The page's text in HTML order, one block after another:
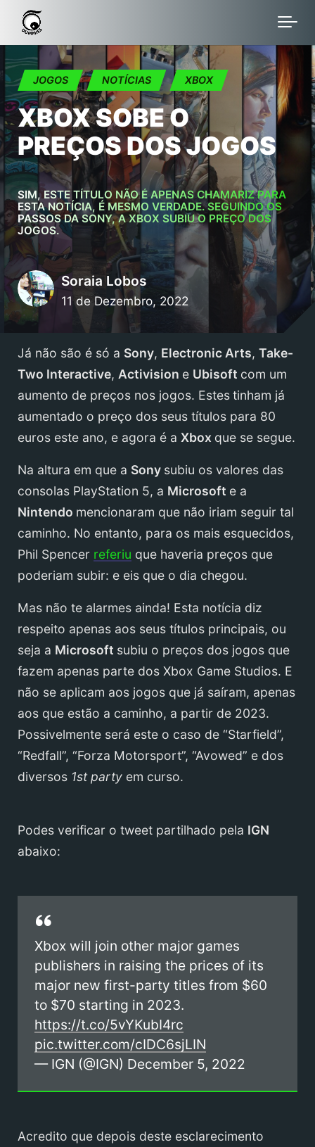
Skip to main content
JOGOS NOTÍCIAS XBOX
XBOX SOBE O
PREÇOS DOS JOGOS
SIM, ESTE TÍTULO NÃO É APENAS CHAMARIZ PARA
ESTA NOTÍCIA, É MESMO VERDADE. SEGUINDO OS
PASSOS DA SONY, A XBOX SUBIU O PREÇO DOS
JOGOS.
11 de Dezembro, 2022
Soraia Lobos
Já não são é só a Sony, Electronic Arts, Take-
Two Interactive, Activision e Ubisoft com um
aumento de preços nos jogos. Estestinham já
aumentado o preço dos seus títulos para 80
euros este ano, e agora é a Xbox que se segue.
Na altura em que a Sony subiu os valores das
consolas PlayStation 5, a Microsoft e a
Nintendo mencionaram que não iriam seguir tal
caminho. No entanto, para os mais esquecidos,
Phil Spencer referiu que haveria preços que
poderiam subir: e eis que o dia chegou.
Mas não te alarmes ainda! Esta notícia diz
respeito apenas aos seus títulos principais, ou
seja a Microsoft subiu o preços dos jogos que
fazem apenas parte dos Xbox Game Studios. E
não se aplicam aos jogos que já saíram, apenas
aos que estão a caminho, a partir de 2023.
Possivelmente será este o caso de “Starfield”,
“Redfall”, “Forza Motorsport”, “Avowed” e dos
diversos 1st party em curso.
Podes verificar o tweet partilhado pela IGN
abaixo:
Xbox will join other major games
publishers in raising the prices of its
major new first-party titles from $60
to $70 starting in 2023.
https://t.co/5vYKubI4rc
pic.twitter.com/cIDC6sjLIN
— IGN (@IGN) December 5, 2022
Acredito que depois deste esclarecimento